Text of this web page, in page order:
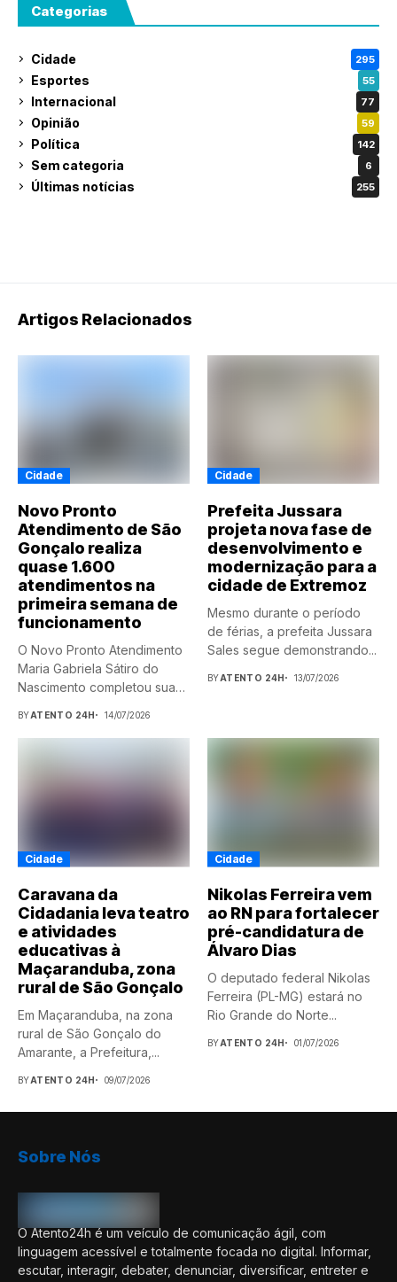
Categorias
Cidade 295
Esportes 55
Internacional 77
Opinião 59
Política 142
Sem categoria 6
Últimas notícias 255
Artigos Relacionados
Cidade
Novo Pronto
Atendimento de São
Gonçalo realiza
quase 1.600
atendimentos na
primeira semana de
funcionamento
O Novo Pronto Atendimento
Maria Gabriela Sátiro do
Nascimento completou sua
BYATENTO 24H 14/07/2026
Cidade
Prefeita Jussara
projeta nova fase de
desenvolvimento e
modernização para a
cidade de Extremoz
Mesmo durante o período
de férias, a prefeita Jussara
Sales segue demonstrando...
BYATENTO 24H 13/07/2026
Cidade
Caravana da
Cidadania leva teatro
e atividades
educativas à
Maçaranduba, zona
rural de São Gonçalo
Em Maçaranduba, na zona
rural de São Gonçalo do
Amarante, a Prefeitura,...
BYATENTO 24H 09/07/2026
Cidade
Nikolas Ferreira vem
ao RN para fortalecer
pré-candidatura de
Álvaro Dias
O deputado federal Nikolas
Ferreira (PL-MG) estará no
Rio Grande do Norte...
BYATENTO 24H 01/07/2026
Sobre Nós
O Atento24h é um veículo de comunicação ágil, com
linguagem acessível e totalmente focada no digital. Informar,
escutar, interagir, debater, denunciar, diversificar, entreter e